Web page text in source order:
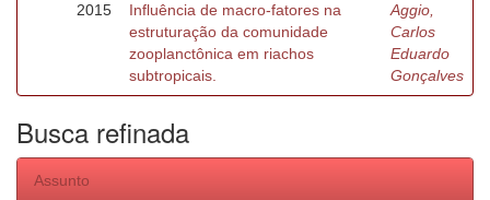
2015
Influência de macro-fatores na
estruturação da comunidade
zooplanctônica em riachos
subtropicais.
Aggio,
Carlos
Eduardo
Gonçalves
Busca refinada
Assunto